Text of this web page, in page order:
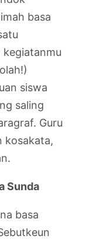
basa
siswa
saling
Guru
kosakata,
Sunda
basa